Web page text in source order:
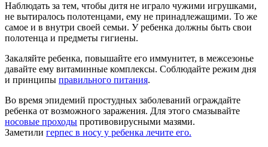
Наблюдать за тем, чтобы дитя не играло чужими игрушками,
не вытиралось полотенцами, ему не принадлежащими. То же
самое и в внутри своей семьи. У ребенка должны быть свои
полотенца и предметы гигиены.
Закаляйте ребенка, повышайте его иммунитет, в межсезонье
давайте ему витаминные комплексы. Соблюдайте режим дня
и принципы правильного питания.
Во время эпидемий простудных заболеваний ограждайте
ребенка от возможного заражения. Для этого смазывайте
носовые проходы противовирусными мазями.
Заметили герпес в носу у ребенка лечите его.